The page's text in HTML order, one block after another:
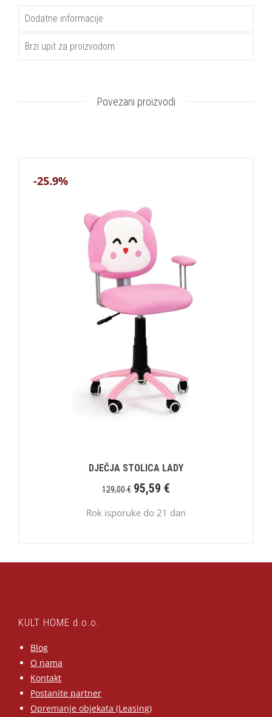
Dodatne informacije
Brzi upit za proizvodom
Povezani proizvodi
-25.9%
DJEČJA STOLICA LADY
129,00€ 95,59 €
Rok isporuke do 21 dan
KULT HOME d.o.o.
Blog
O nama
Kontakt
Postanite partner
Opremanje objekata (Leasing)